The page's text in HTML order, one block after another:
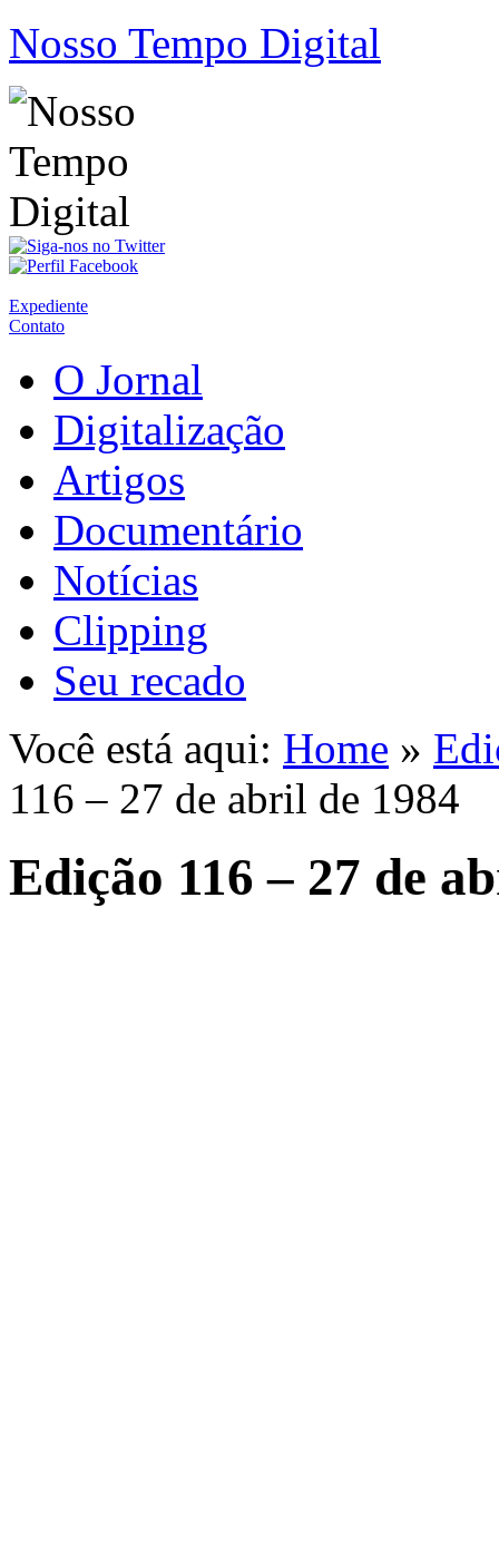
Nosso Tempo Digital
Expediente
Contato
O Jornal
Digitalização
Artigos
Documentário
Notícias
Clipping
Seu recado
Você está aqui: Home »
116 – 27 de abril de 1984
Edição 116 – 27 de